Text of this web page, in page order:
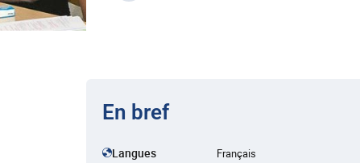
En bref
Langues
Français